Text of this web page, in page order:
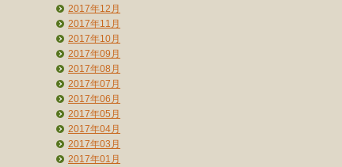
2017年12月
2017年11月
2017年10月
2017年09月
2017年08月
2017年07月
2017年06月
2017年05月
2017年04月
2017年03月
2017年01月